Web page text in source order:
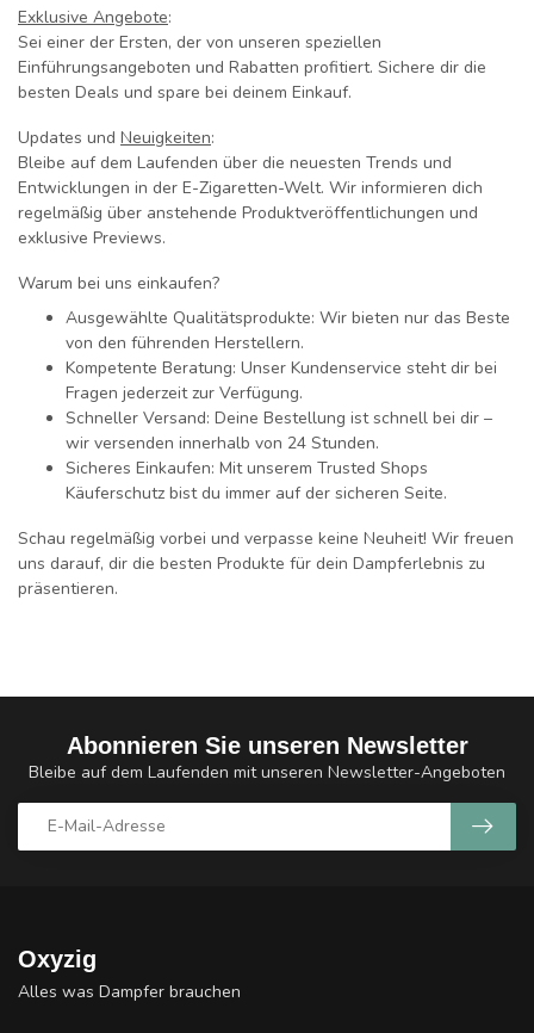
Exklusive Angebote:
Sei einer der Ersten, der von unseren speziellen
Einführungsangeboten und Rabatten profitiert. Sichere dir die
besten Deals und spare bei deinem Einkauf.
Updates und Neuigkeiten:
Bleibe auf dem Laufenden über die neuesten Trends und
Entwicklungen in der E-Zigaretten-Welt. Wir informieren dich
regelmäßig über anstehende Produktveröffentlichungen und
exklusive Previews.
Warum bei uns einkaufen?
Ausgewählte Qualitätsprodukte: Wir bieten nur das Beste
von den führenden Herstellern.
Kompetente Beratung: Unser Kundenservice steht dir bei
Fragen jederzeit zur Verfügung.
Schneller Versand: Deine Bestellung ist schnell bei dir –
wir versenden innerhalb von 24 Stunden.
Sicheres Einkaufen: Mit unserem Trusted Shops
Käuferschutz bist du immer auf der sicheren Seite.
Schau regelmäßig vorbei und verpasse keine Neuheit! Wir freuen
uns darauf, dir die besten Produkte für dein Dampferlebnis zu
präsentieren.
Abonnieren Sie unseren Newsletter
Bleibe auf dem Laufenden mit unseren Newsletter-Angeboten
Oxyzig
Alles was Dampfer brauchen